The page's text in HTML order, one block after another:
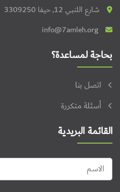
شارع اللنبي 12, حيفا 3309250
info@7amleh.org
بحاجة لمساعدة؟
اتصل بنا
أسئلة متكررة
القائمة البريدية